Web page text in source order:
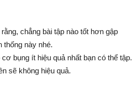
chẳng bài tập nào tốt hơn gập
thống này nhé.
bụng ít hiệu quả nhất bạn có thể tập.
sẽ không hiệu quả.